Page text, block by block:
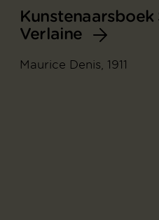
Kunstenaarsboek
Verlaine
Maurice Denis, 1911